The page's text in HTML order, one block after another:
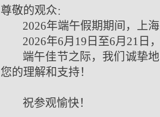
尊敬的观众 ：
2026年端午假期期间，上
2026年6月19日至6月21日
端午佳节之际，我们诚挚
您的理解和支持！
祝参观愉快！